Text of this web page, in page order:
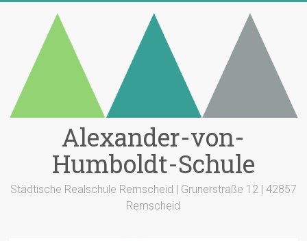
Alexander-von-
Humboldt-Schule
Städtische Realschule Remscheid | Grunerstraße 12 | 42857
Remscheid